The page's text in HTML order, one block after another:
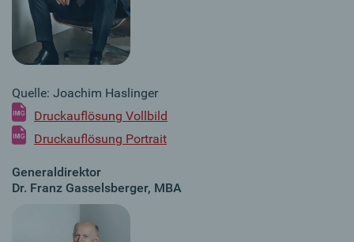
Quelle: Joachim Haslinger
Druckauflösung Vollbild
Druckauflösung Portrait
Generaldirektor
Dr. Franz Gasselsberger, MBA